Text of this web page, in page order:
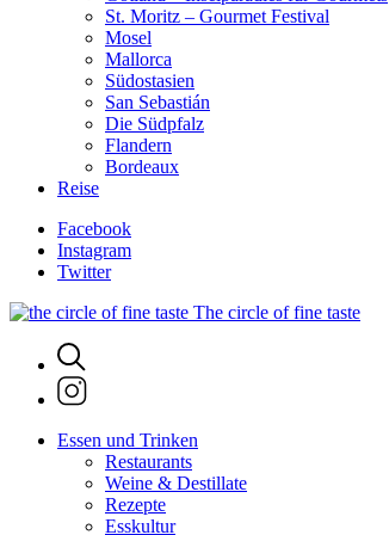
St. Moritz – Gourmet Festival
Mosel
Mallorca
Südostasien
San Sebastián
Die Südpfalz
Flandern
Bordeaux
Reise
Facebook
Instagram
Twitter
The circle of fine taste
Essen und Trinken
Restaurants
Weine & Destillate
Rezepte
Esskultur